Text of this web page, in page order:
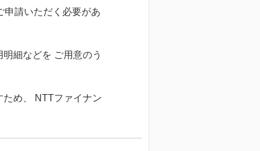
請いただく必要があ
細などを ご用意のう
め、 NTTファイナン